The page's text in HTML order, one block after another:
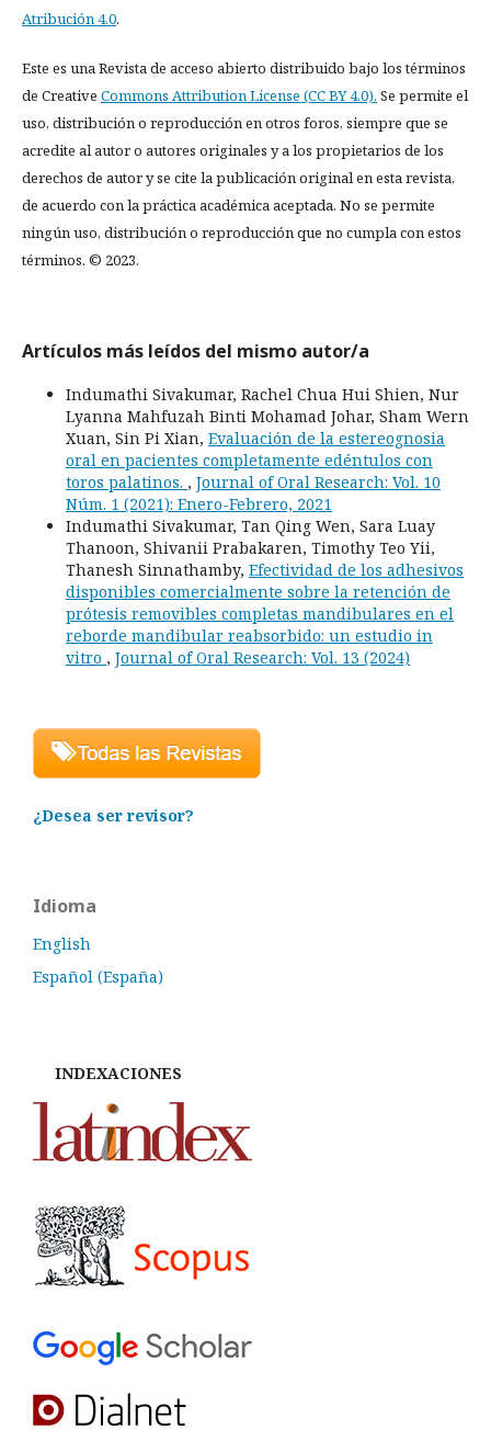
Atribución 4.0.
Este es una Revista de acceso abierto distribuido bajo los términos
de Creative Commons Attribution License (CC BY 4.0). Se permite el
uso, distribución o reproducción en otros foros, siempre que se
acredite al autor o autores originales y a los propietarios de los
derechos de autor y se cite la publicación original en esta revista,
de acuerdo con la práctica académica aceptada. No se permite
ningún uso, distribución o reproducción que no cumpla con estos
términos. © 2023.
Artículos más leídos del mismo autor/a
Indumathi Sivakumar, Rachel Chua Hui Shien, Nur
Lyanna Mahfuzah Binti Mohamad Johar, Sham Wern
Xuan, Sin Pi Xian, Evaluación de la estereognosia
oral en pacientes completamente edéntulos con
toros palatinos. , Journal of Oral Research: Vol. 10
Núm. 1 (2021): Enero-Febrero, 2021
Indumathi Sivakumar, Tan Qing Wen, Sara Luay
Thanoon, Shivanii Prabakaren, Timothy Teo Yii,
Thanesh Sinnathamby, Efectividad de los adhesivos
disponibles comercialmente sobre la retención de
prótesis removibles completas mandibulares en el
reborde mandibular reabsorbido: un estudio in
vitro , Journal of Oral Research: Vol. 13 (2024)
¿Desea ser revisor?
Idioma
English
Español (España)
INDEXACIONES